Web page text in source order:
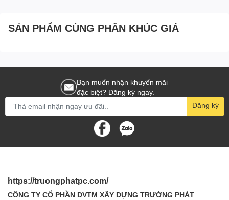
SẢN PHẨM CÙNG PHÂN KHÚC GIÁ
Bạn muốn nhận khuyến mãi
đặc biệt? Đăng ký ngay.
Đăng ký
https://truongphatpc.com/
CÔNG TY CỔ PHẦN DVTM XÂY DỰNG TRƯỜNG PHÁT